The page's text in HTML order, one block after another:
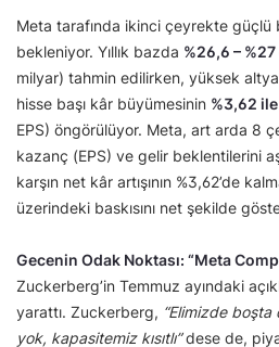
Meta tarafında ikinci çeyrekte güçlü
bekleniyor. Yıllık bazda %26,6 –
milyar) tahmin edilirken, yüksek
hisse başı kâr büyümesinin %3,62 ile
EPS) öngörülüyor. Meta, art arda 8
kazanç (EPS) ve gelir beklentilerini
karşın net kâr artışının %3,62’de
üzerindeki baskısını net şekilde
Gecenin Odak Noktası: “Meta
Zuckerberg’in Temmuz ayındaki
yarattı. Zuckerberg, “Elimizde boşta
yok, kapasitemiz kısıtlı”dese de,